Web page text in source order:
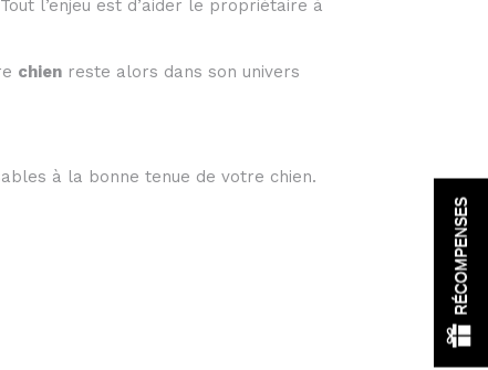
l’enjeu est d’aider le propriétaire à
chien reste alors dans son univers
à la bonne tenue de votre chien.
RÉCOMPENSES